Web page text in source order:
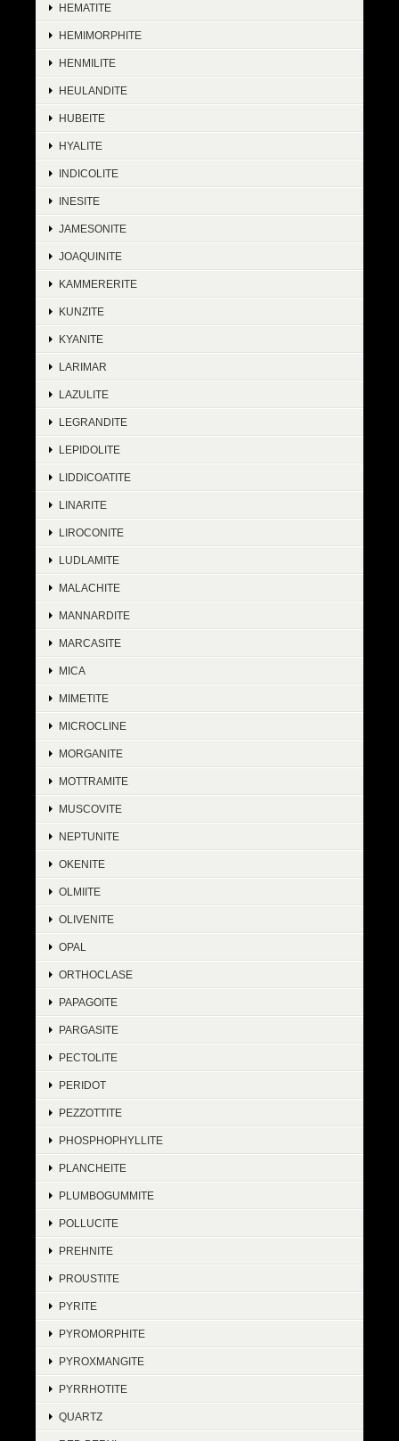
HEMATITE
HEMIMORPHITE
HENMILITE
HEULANDITE
HUBEITE
HYALITE
INDICOLITE
INESITE
JAMESONITE
JOAQUINITE
KAMMERERITE
KUNZITE
KYANITE
LARIMAR
LAZULITE
LEGRANDITE
LEPIDOLITE
LIDDICOATITE
LINARITE
LIROCONITE
LUDLAMITE
MALACHITE
MANNARDITE
MARCASITE
MICA
MIMETITE
MICROCLINE
MORGANITE
MOTTRAMITE
MUSCOVITE
NEPTUNITE
OKENITE
OLMIITE
OLIVENITE
OPAL
ORTHOCLASE
PAPAGOITE
PARGASITE
PECTOLITE
PERIDOT
PEZZOTTITE
PHOSPHOPHYLLITE
PLANCHEITE
PLUMBOGUMMITE
POLLUCITE
PREHNITE
PROUSTITE
PYRITE
PYROMORPHITE
PYROXMANGITE
PYRRHOTITE
QUARTZ